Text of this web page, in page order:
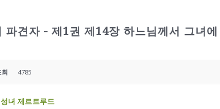
견자 - 제1권 제14장 하느님께서 그녀에
회 4785
녀 제르트루드